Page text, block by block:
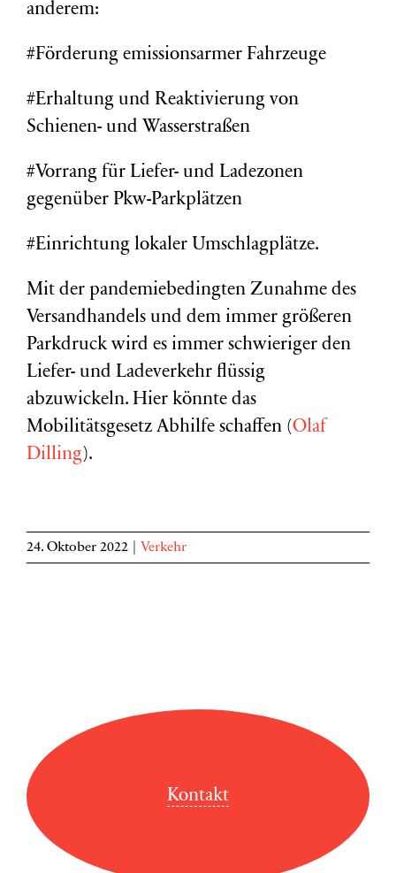
anderem:
#Förderung emissionsarmer Fahrzeuge
#Erhaltung und Reaktivierung von
Schienen- und Wasserstraßen
#Vorrang für Liefer- und Ladezonen
gegenüber Pkw-Parkplätzen
#Einrichtung lokaler Umschlagplätze.
Mit der pandemiebedingten Zunahme des
Versandhandels und dem immer größeren
Parkdruck wird es immer schwieriger den
Liefer- und Ladeverkehr flüssig
abzuwickeln. Hier könnte das
Mobilitätsgesetz Abhilfe schaffen (Olaf
Dilling).
24. Oktober 2022 Verkehr
Kontakt